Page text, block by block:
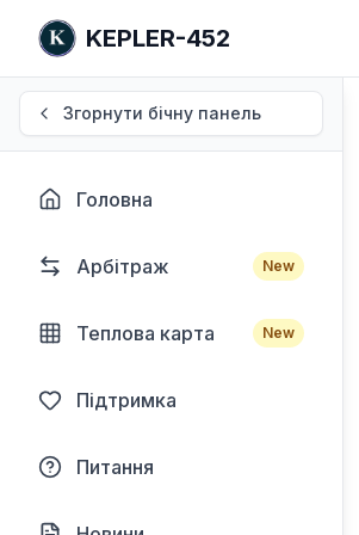
KEPLER-452
Згорнути бічну панель
Головна
Арбітраж New
Теплова карта New
Підтримка
Питання